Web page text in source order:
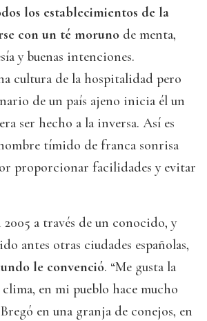
los establecimientos de la
con un té moruno de menta,
y buenas intenciones.
cultura de la hospitalidad pero
de un país ajeno inicia él un
ser hecho a la inversa. Así es
tímido de franca sonrisa
proporcionar facilidades y evitar
a través de un conocido, y
antes otras ciudades españolas,
le convenció. “Me gusta la
en mi pueblo hace mucho
en una granja de conejos, en